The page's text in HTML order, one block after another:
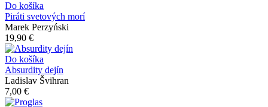
Do košíka
Piráti svetových morí
Marek Perzyński
19,90 €
Do košíka
Absurdity dejín
Ladislav Švihran
7,00 €